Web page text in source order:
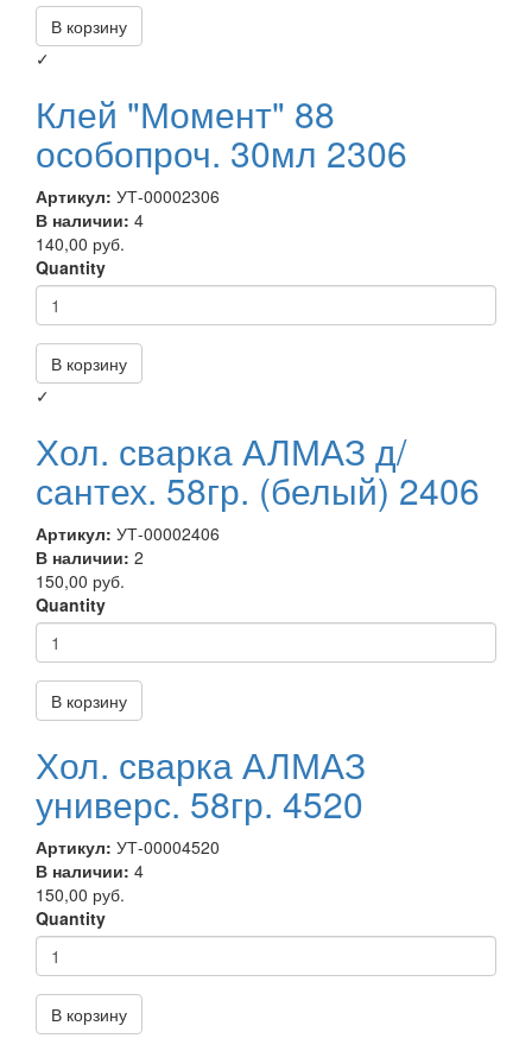
В корзину
✓
Клей "Момент" 88
особопроч. 30мл 2306
Артикул: УТ-00002306
В наличии: 4
140,00 руб.
Quantity
В корзину
✓
Хол. сварка АЛМАЗ д/
сантех. 58гр. (белый) 2406
Артикул: УТ-00002406
В наличии: 2
150,00 руб.
Quantity
В корзину
Хол. сварка АЛМАЗ
универс. 58гр. 4520
Артикул: УТ-00004520
В наличии: 4
150,00 руб.
Quantity
В корзину